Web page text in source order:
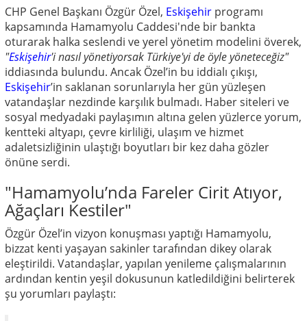
CHP Genel Başkanı Özgür Özel, Eskişehir programı
kapsamında Hamamyolu Caddesi'nde bir bankta
oturarak halka seslendi ve yerel yönetim modelini överek,
"Eskişehir'i nasıl yönetiyorsak Türkiye'yi de öyle yöneteceğiz"
iddiasında bulundu. Ancak Özel’in bu iddialı çıkışı,
Eskişehir’in saklanan sorunlarıyla her gün yüzleşen
vatandaşlar nezdinde karşılık bulmadı. Haber siteleri ve
sosyal medyadaki paylaşımın altına gelen yüzlerce yorum,
kentteki altyapı, çevre kirliliği, ulaşım ve hizmet
adaletsizliğinin ulaştığı boyutları bir kez daha gözler
önüne serdi.
"Hamamyolu’nda Fareler Cirit Atıyor,
Ağaçları Kestiler"
Özgür Özel’in vizyon konuşması yaptığı Hamamyolu,
bizzat kenti yaşayan sakinler tarafından dikey olarak
eleştirildi. Vatandaşlar, yapılan yenileme çalışmalarının
ardından kentin yeşil dokusunun katledildiğini belirterek
şu yorumları paylaştı: